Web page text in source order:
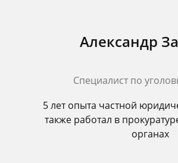
Александр
Специалист по
5 лет опыта частной
также работал в
органах